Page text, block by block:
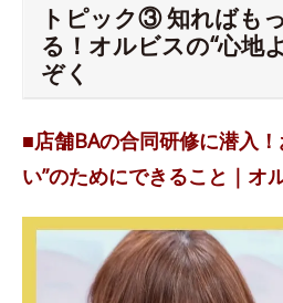
トピック③ 知ればも
る！オルビスの“心地
ぞく
■店舗BAの合同研修に潜入
い”のためにできること｜オ